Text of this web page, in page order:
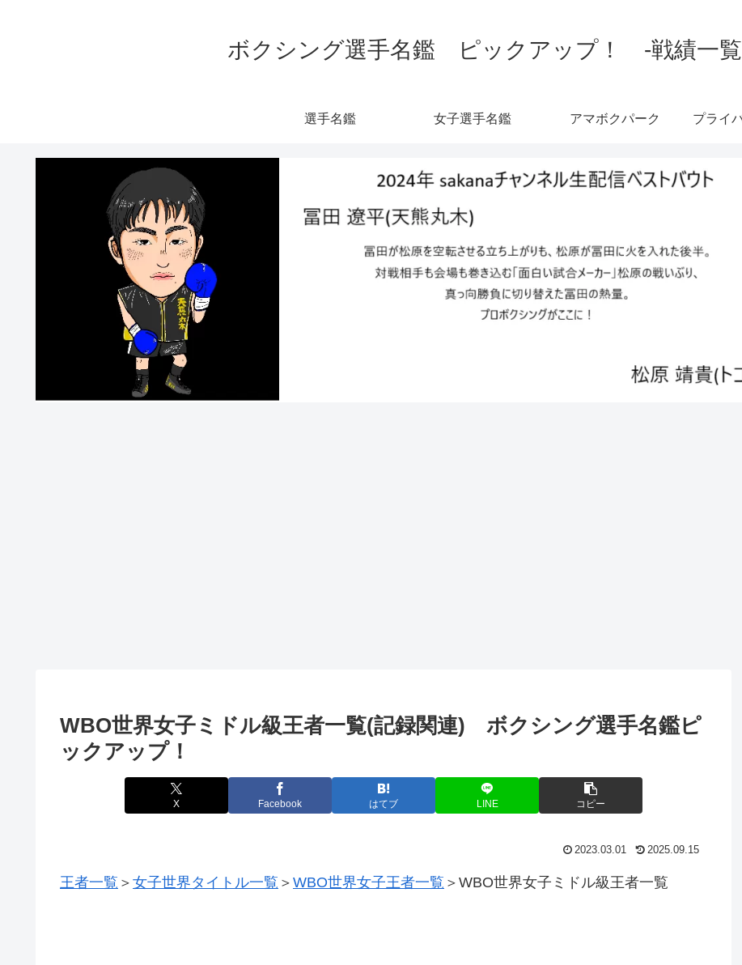
ボクシング選手名鑑 ピックアップ！ -戦績一覧
選手名鑑 女子選手名鑑 アマボクパーク プライ
WBO世界女子ミドル級王者一覧(記録関連) ボクシング選手名鑑ピ
ックアップ！
X Facebook はてブ LINE コピー
2023.03.01 2025.09.15
王者一覧 ＞ 女子世界タイトル一覧 ＞ WBO世界女子王者一覧 ＞WBO世界女子ミドル級王者一覧